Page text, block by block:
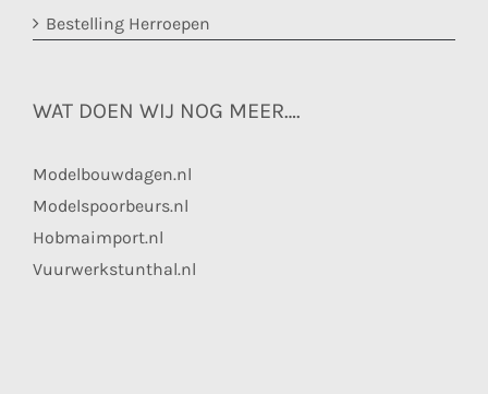
Bestelling Herroepen
WAT DOEN WIJ NOG MEER….
Modelbouwdagen.nl
Modelspoorbeurs.nl
Hobmaimport.nl
Vuurwerkstunthal.nl